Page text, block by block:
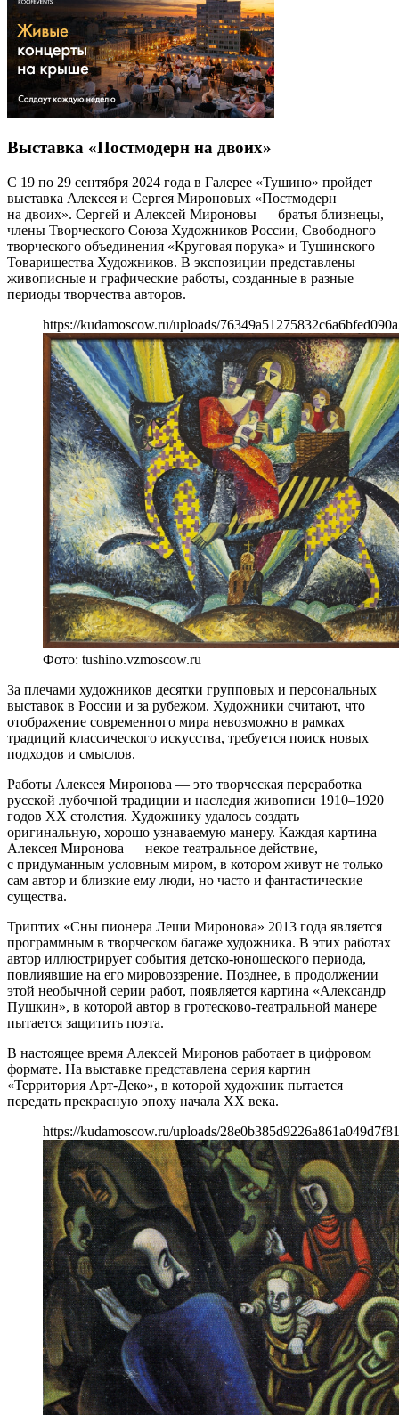
Выставка «Постмодерн на двоих»
С 19 по 29 сентября 2024 года в Галерее «Тушино» пройдет
выставка Алексея и Сергея Мироновых «Постмодерн
на двоих». Сергей и Алексей Мироновы — братья близнецы,
члены Творческого Союза Художников России, Cвободного
творческого объединения «Круговая порука» и Тушинского
Товарищества Художников. В экспозиции представлены
живописные и графические работы, созданные в разные
периоды творчества авторов.
https://kudamoscow.ru/uploads/
Фото: tushino.vzmoscow.ru
За плечами художников десятки групповых и персональных
выставок в России и за рубежом. Художники считают, что
отображение современного мира невозможно в рамках
традиций классического искусства, требуется поиск новых
подходов и смыслов.
Работы Алексея Миронова — это творческая переработка
русской лубочной традиции и наследия живописи 1910–1920
годов XX столетия. Художнику удалось создать
оригинальную, хорошо узнаваемую манеру. Каждая картина
Алексея Миронова — некое театральное действие,
с придуманным условным миром, в котором живут не только
сам автор и близкие ему люди, но часто и фантастические
существа.
Триптих «Сны пионера Леши Миронова» 2013 года является
программным в творческом багаже художника. В этих работах
автор иллюстрирует события детско-юношеского периода,
повлиявшие на его мировоззрение. Позднее, в продолжении
этой необычной серии работ, появляется картина «Александр
Пушкин», в которой автор в гротесково-театральной манере
пытается защитить поэта.
В настоящее время Алексей Миронов работает в цифровом
формате. На выставке представлена серия картин
«Территория Арт-Деко», в которой художник пытается
передать прекрасную эпоху начала XX века.
https://kudamoscow.ru/uploads/